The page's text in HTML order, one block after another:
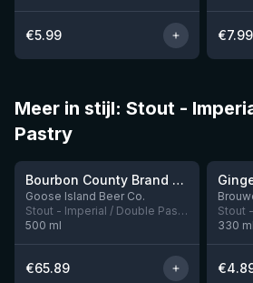
€5.99 €7.99
Meer in stijl: Stout -
Pastry
Nog 4
★4.24
Bourbon County Brand Banana Foster Stout 2023
Goose Island Beer Co.
Stout - Imperial / Double Pastry
500 ml
€65.89
330 ml
€
★ 4.23 ★ 4.13